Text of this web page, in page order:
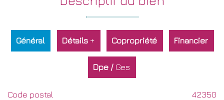
Général Détails + Copropriété Financier
Dpe / Ges
Code postal 42350